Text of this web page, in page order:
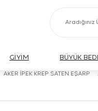
GİYİM BÜYÜK
AKER İPEK KREP SATEN EŞARP